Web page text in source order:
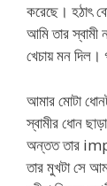
করেছে। হঠাৎ
আমি তার
খেচায় মন
আমার মোটা
স্বামীর ধোন
অন্তত তার
তার মুখটা সে